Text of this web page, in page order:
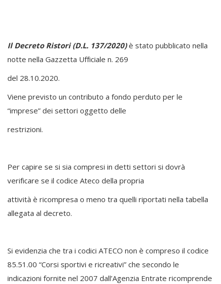
Il Decreto Ristori (D.L. 137/2020)è stato pubblicato nella
notte nella Gazzetta Ufficiale n. 269
del 28.10.2020.
Viene previsto un contributo a fondo perduto per le
“imprese” dei settori oggetto delle
restrizioni.
Per capire se si sia compresi in detti settori si dovrà
verificare se il codice Ateco della propria
attività è ricompresa o meno tra quelli riportati nella tabella
allegata al decreto.
Si evidenzia che tra i codici ATECO non è compreso il codice
85.51.00 “Corsi sportivi e ricreativi” che secondo le
indicazioni fornite nel 2007 dall’Agenzia Entrate ricomprende